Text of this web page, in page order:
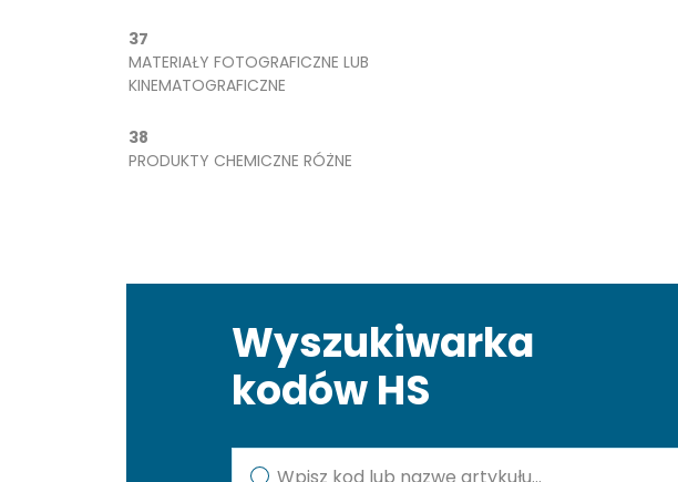
37
MATERIAŁY FOTOGRAFICZNE LUB
KINEMATOGRAFICZNE
38
PRODUKTY CHEMICZNE RÓŻNE
Wyszukiwarka
kodów HS